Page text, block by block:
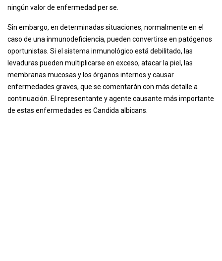
ningún valor de enfermedad per se.
Sin embargo, en determinadas situaciones, normalmente en el
caso de una inmunodeficiencia, pueden convertirse en patógenos
oportunistas. Si el sistema inmunológico está debilitado, las
levaduras pueden multiplicarse en exceso, atacar la piel, las
membranas mucosas y los órganos internos y causar
enfermedades graves, que se comentarán con más detalle a
continuación. El representante y agente causante más importante
de estas enfermedades es Candida albicans.